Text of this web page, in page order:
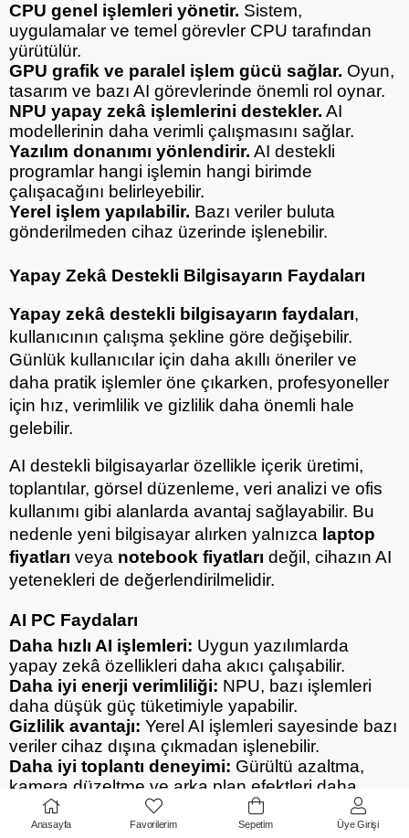
CPU genel işlemleri yönetir. Sistem,
uygulamalar ve temel görevler CPU tarafından
yürütülür.
GPU grafik ve paralel işlem gücü sağlar. Oyun,
tasarım ve bazı AI görevlerinde önemli rol oynar.
NPU yapay zekâ işlemlerini destekler. AI
modellerinin daha verimli çalışmasını sağlar.
Yazılım donanımı yönlendirir. AI destekli
programlar hangi işlemin hangi birimde
çalışacağını belirleyebilir.
Yerel işlem yapılabilir. Bazı veriler buluta
gönderilmeden cihaz üzerinde işlenebilir.
Yapay Zekâ Destekli Bilgisayarın Faydaları
Yapay zekâ destekli bilgisayarın faydaları,
kullanıcının çalışma şekline göre değişebilir.
Günlük kullanıcılar için daha akıllı öneriler ve
daha pratik işlemler öne çıkarken, profesyoneller
için hız, verimlilik ve gizlilik daha önemli hale
gelebilir.
AI destekli bilgisayarlar özellikle içerik üretimi,
toplantılar, görsel düzenleme, veri analizi ve ofis
kullanımı gibi alanlarda avantaj sağlayabilir. Bu
nedenle yeni bilgisayar alırken yalnızca laptop
fiyatları veya notebook fiyatları değil, cihazın AI
yetenekleri de değerlendirilmelidir.
AI PC Faydaları
Daha hızlı AI işlemleri: Uygun yazılımlarda
yapay zekâ özellikleri daha akıcı çalışabilir.
Daha iyi enerji verimliliği: NPU, bazı işlemleri
daha düşük güç tüketimiyle yapabilir.
Gizlilik avantajı: Yerel AI işlemleri sayesinde bazı
veriler cihaz dışına çıkmadan işlenebilir.
Daha iyi toplantı deneyimi: Gürültü azaltma,
kamera düzeltme ve arka plan efektleri daha
verimli çalışabilir.
İçerik üretiminde kolaylık:
Metin, görsel, video
Anasayfa Favorilerim Sepetim Üye Girişi